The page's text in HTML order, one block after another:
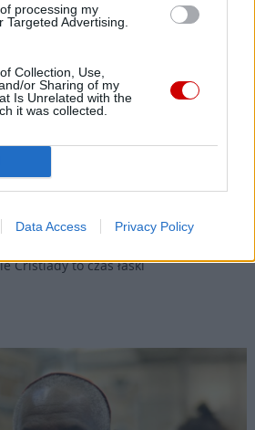
processing my
Targeted Advertising.
Collection, Use,
or Sharing of my
Is Unrelated with the
it was collected.
Data Access Privacy Policy
w ciągu 300 dni
45 Pieszej Pielgrzymki Kieleckiej
Cristiady to czas łaski